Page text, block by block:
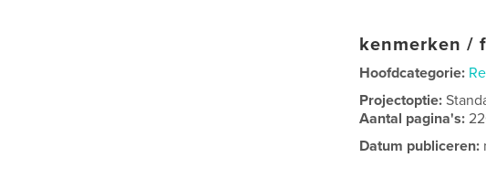
kenmerken /
Hoofdcategorie:
Projectoptie:
Aantal pagina's:
Datum publiceren: